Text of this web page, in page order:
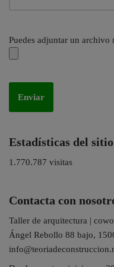
Puedes adjuntar un
Estadísticas del sitio
1.770.787 visitas
Contacta con
Taller de arquitectura |
Ángel Rebollo 88 bajo,